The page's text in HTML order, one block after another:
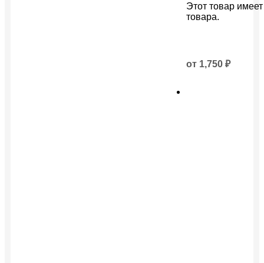
Этот товар
товара.
от 1,750 ₽